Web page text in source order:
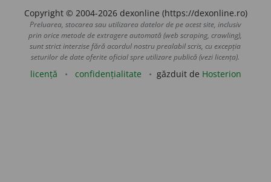
Copyright © 2004-2026 dexonline (https://dexonline.ro)
Preluarea, stocarea sau utilizarea datelor de pe acest site, inclusiv
prin orice metode de extragere automată (web scraping, crawling),
sunt strict interzise fără acordul nostru prealabil scris, cu excepția
seturilor de date oferite oficial spre utilizare publică (vezi licența).
licență confidențialitate găzduit de Hosterion